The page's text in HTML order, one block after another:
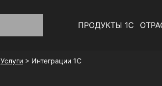
ПРОДУКТЫ 1С
Услуги> Интеграции 1С